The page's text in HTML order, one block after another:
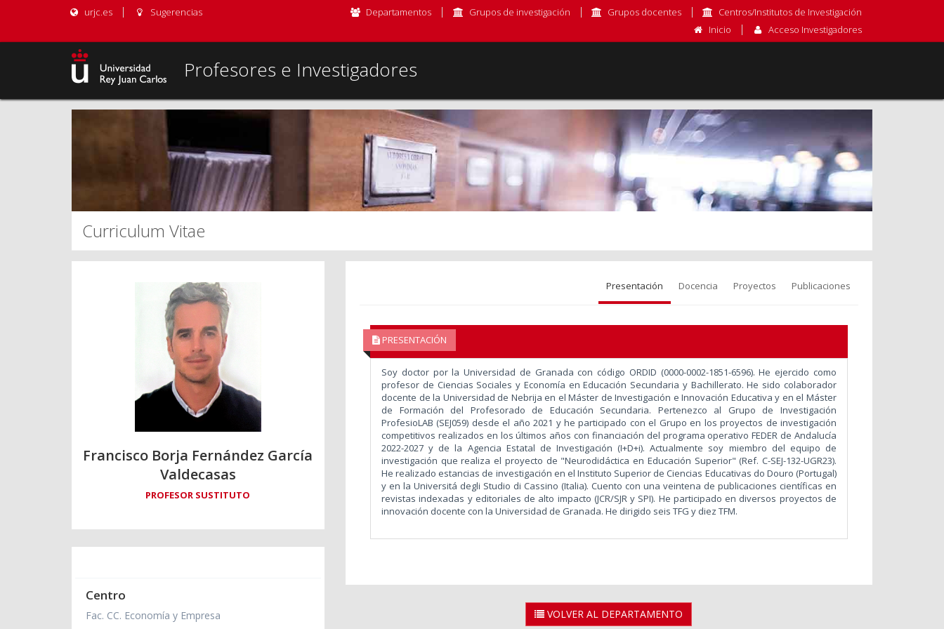
urjc.es Sugerencias Departamentos Grupos de investigación Grupos docentes
Centros/Institutos de Investigación
Inicio
Acceso Investigadores
Profesores e Investigadores
Curriculum Vitae
Francisco Borja Fernández García
Valdecasas
PROFESOR SUSTITUTO
Centro
Fac. CC. Economía y Empresa
Presentación Docencia Proyectos Publicaciones
PRESENTACIÓN
Soy doctor por la Universidad de Granada con código ORDID (0000-0002-1851-6596). He ejercido como
profesor de Ciencias Sociales y Economía en Educación Secundaria y Bachillerato. He sido colaborador
docente de la Universidad de Nebrija en el Máster de Investigación e Innovación Educativa y en el Máster
de Formación del Profesorado de Educación Secundaria. Pertenezco al Grupo de Investigación
ProfesioLAB (SEJ059) desde el año 2021 y he participado con el Grupo en los proyectos de investigación
competitivos realizados en los últimos años con financiación del programa operativo FEDER de Andalucía
2022-2027 y de la Agencia Estatal de Investigación (I+D+i). Actualmente soy miembro del equipo de
investigación que realiza el proyecto de "Neurodidáctica en Educación Superior" (Ref. C-SEJ-132-UGR23).
He realizado estancias de investigación en el Instituto Superior de Ciencias Educativas do Douro (Portugal)
y en la Universitá degli Studio di Cassino (Italia). Cuento con una veintena de publicaciones científicas en
revistas indexadas y editoriales de alto impacto (JCR/SJR y SPI). He participado en diversos proyectos de
innovación docente con la Universidad de Granada. He dirigido seis TFG y diez TFM.
VOLVER AL DEPARTAMENTO